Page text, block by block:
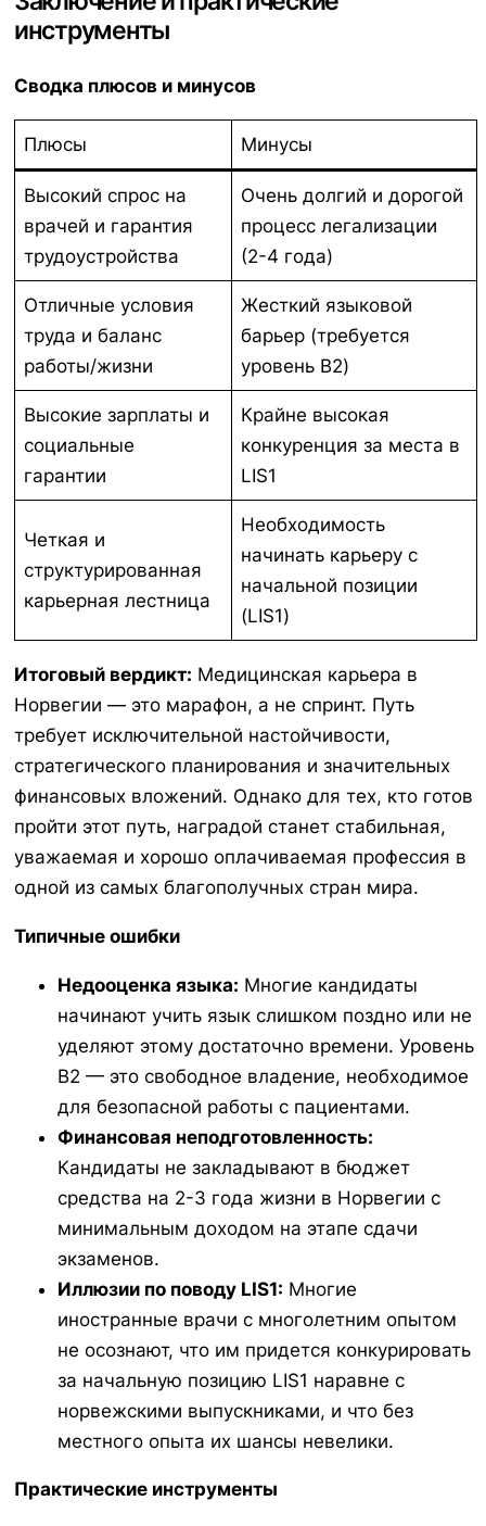
инструменты
Сводка плюсов и минусов
Плюсы Минусы
Высокий спрос на
врачей и гарантия
трудоустройства
Очень долгий и дорогой
процесс легализации
(2-4 года)
Отличные условия
труда и баланс
работы/жизни
Жесткий языковой
барьер (требуется
уровень B2)
Высокие зарплаты и
социальные
гарантии
Крайне высокая
конкуренция за места в
LIS1
Четкая и
структурированная
карьерная лестница
Необходимость
начинать карьеру с
начальной позиции
(LIS1)
Итоговый вердикт: Медицинская карьера в
Норвегии — это марафон, а не спринт. Путь
требует исключительной настойчивости,
стратегического планирования и значительных
финансовых вложений. Однако для тех, кто готов
пройти этот путь, наградой станет стабильная,
уважаемая и хорошо оплачиваемая профессия в
одной из самых благополучных стран мира.
Типичные ошибки
Недооценка языка: Многие кандидаты
начинают учить язык слишком поздно или не
уделяют этому достаточно времени. Уровень
B2 — это свободное владение, необходимое
для безопасной работы с пациентами.
Финансовая неподготовленность:
Кандидаты не закладывают в бюджет
средства на 2-3 года жизни в Норвегии с
минимальным доходом на этапе сдачи
экзаменов.
Иллюзии по поводу LIS1: Многие
иностранные врачи с многолетним опытом
не осознают, что им придется конкурировать
за начальную позицию LIS1 наравне с
норвежскими выпускниками, и что без
местного опыта их шансы невелики.
Практические инструменты